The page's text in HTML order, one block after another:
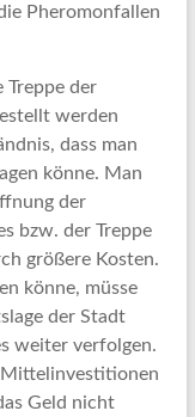
Pheromonfallen
Treppe der
werden
dass man
könne. Man
der
bzw. der Treppe
größere Kosten.
könne, müsse
der Stadt
weiter verfolgen.
Mittelinvestitionen
Geld nicht